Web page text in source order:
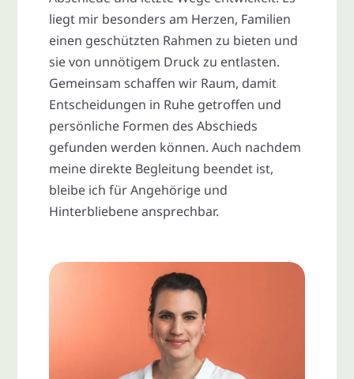
liegt mir besonders am Herzen, Familien
einen geschützten Rahmen zu bieten und
sie von unnötigem Druck zu entlasten.
Gemeinsam schaffen wir Raum, damit
Entscheidungen in Ruhe getroffen und
persönliche Formen des Abschieds
gefunden werden können. Auch nachdem
meine direkte Begleitung beendet ist,
bleibe ich für Angehörige und
Hinterbliebene ansprechbar.